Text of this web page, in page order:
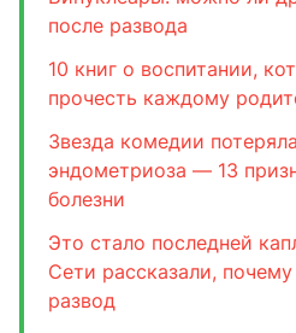
после развода
10 книг о воспитании,
прочесть каждому
Звезда комедии
эндометриоза — 13
болезни
Это стало последней
Сети рассказали,
развод